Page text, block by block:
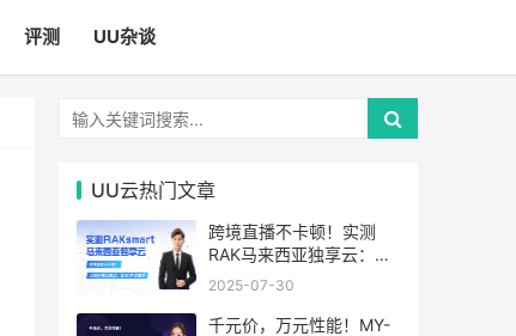
评测 UU杂谈
UU云热门文章
跨境直播不卡顿！实测
RAK马来西亚独享云：
1080P推流稳定，首月6
2025-07-30
千元价，万元性能！MY-